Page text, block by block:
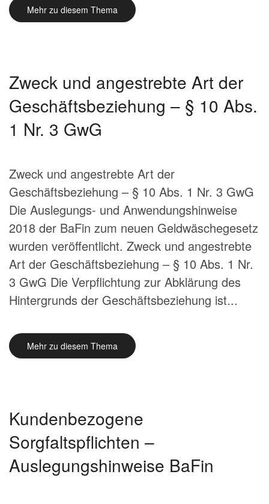
Mehr zu diesem Thema
Zweck und angestrebte Art der
Geschäftsbeziehung – § 10 Abs.
1 Nr. 3 GwG
Zweck und angestrebte Art der
Geschäftsbeziehung – § 10 Abs. 1 Nr. 3 GwG
Die Auslegungs- und Anwendungshinweise
2018 der BaFin zum neuen Geldwäschegesetz
wurden veröffentlicht. Zweck und angestrebte
Art der Geschäftsbeziehung – § 10 Abs. 1 Nr.
3 GwG Die Verpflichtung zur Abklärung des
Hintergrunds der Geschäftsbeziehung ist...
Mehr zu diesem Thema
Kundenbezogene
Sorgfaltspflichten –
Auslegungshinweise BaFin